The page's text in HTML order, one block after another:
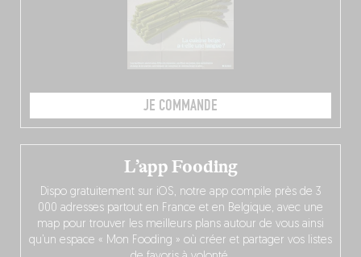
JE COMMANDE
L’app Fooding
Dispo gratuitement sur iOS, notre app compile près de 3
000 adresses partout en France et en Belgique, avec une
map pour trouver les meilleurs plans autour de vous ainsi
qu’un espace « Mon Fooding » où créer et partager vos listes